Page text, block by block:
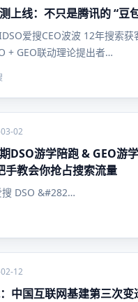
上线：不只是腾讯的 “豆包
爱搜CEO波波 12年搜索获
+ GEO联动理论提出者…
02
DSO游学陪跑 & GEO游
手教会你抢占搜索流量
DSO &#282…
12
中国互联网基建第三次变